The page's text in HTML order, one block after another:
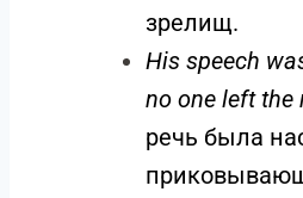
зрелищ.
His speech
no one left the
речь была